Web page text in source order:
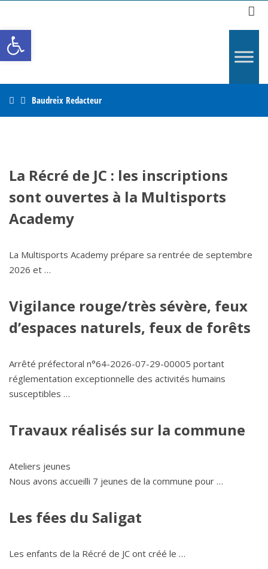
HomeBaudreix Redacteur
La Récré de JC : les inscriptions
sont ouvertes à la Multisports
Academy
La Multisports Academy prépare sa rentrée de septembre
2026 et …
Vigilance rouge/très sévère, feux
d’espaces naturels, feux de forêts
Arrêté préfectoral n°64-2026-07-29-00005 portant
réglementation exceptionnelle des activités humains
susceptibles …
Travaux réalisés sur la commune
Ateliers jeunes
Nous avons accueilli 7 jeunes de la commune pour …
Les fées du Saligat
Les enfants de la Récré de JC ont créé le …
Ouvrir la barre d’outils